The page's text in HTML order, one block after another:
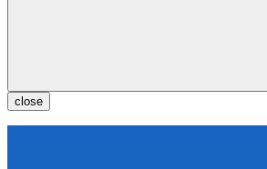
close